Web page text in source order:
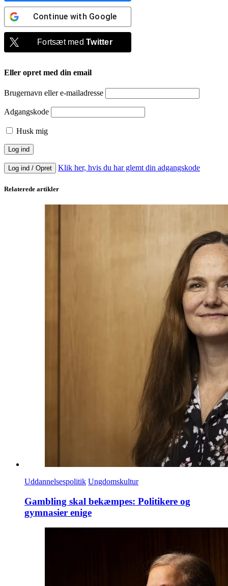
Continue with Google
Fortsæt medTwitter
Eller opret med din email
Brugernavn eller e-mailadresse
Adgangskode
Husk mig
Log ind / Opret Klik her, hvis du har glemt din adgangskode
Relaterede artikler
Uddannelsespolitik Ungdomskultur
Gambling skal bekæmpes: Politikere og
gymnasier enige